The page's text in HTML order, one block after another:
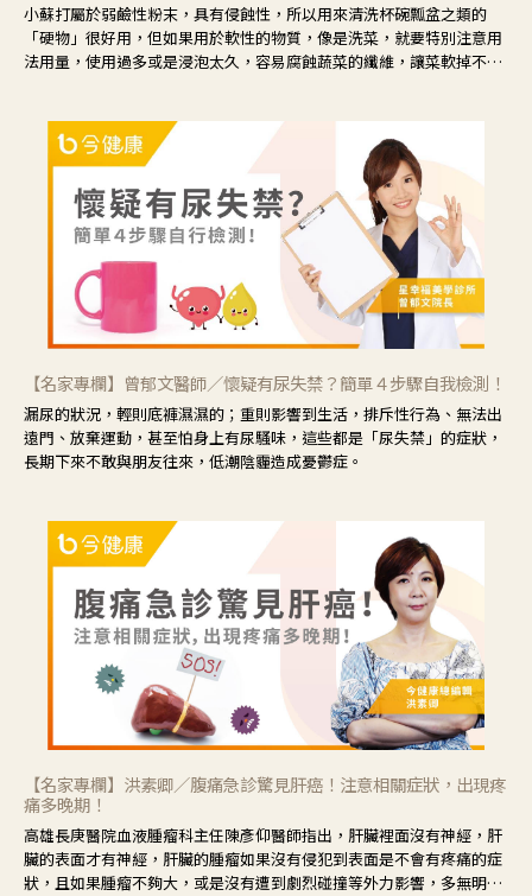
小蘇打屬於弱鹼性粉末，具有侵蝕性，所以用來清洗杯碗瓢盆之類的
「硬物」很好用，但如果用於軟性的物質，像是洗菜，就要特別注意用
法用量，使用過多或是浸泡太久，容易腐蝕蔬菜的纖維，讓菜軟掉不清
【名家專欄】曾郁文醫師／懷疑有尿失禁？簡單４步驟自我檢測！
漏尿的狀況，輕則底褲濕濕的；重則影響到生活，排斥性行為、無法出
遠門、放棄運動，甚至怕身上有尿騷味，這些都是「尿失禁」的症狀，
長期下來不敢與朋友往來，低潮陰霾造成憂鬱症。
【名家專欄】洪素卿／腹痛急診驚見肝癌！注意相關症狀，出現疼
痛多晚期！
高雄長庚醫院血液腫瘤科主任陳彥仰醫師指出，肝臟裡面沒有神經，肝
臟的表面才有神經，肝臟的腫瘤如果沒有侵犯到表面是不會有疼痛的症
狀，且如果腫瘤不夠大，或是沒有遭到劇烈碰撞等外力影響，多無明顯